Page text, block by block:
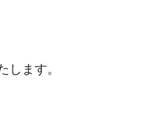
します。